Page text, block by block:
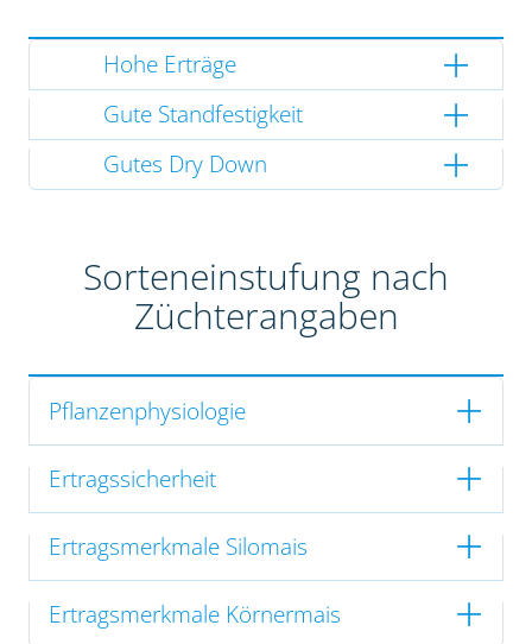
Hohe Erträge
Gute Standfestigkeit
Gutes Dry Down
Sorteneinstufung nach
Züchterangaben
Pflanzenphysiologie
Ertragssicherheit
Ertragsmerkmale Silomais
Ertragsmerkmale Körnermais